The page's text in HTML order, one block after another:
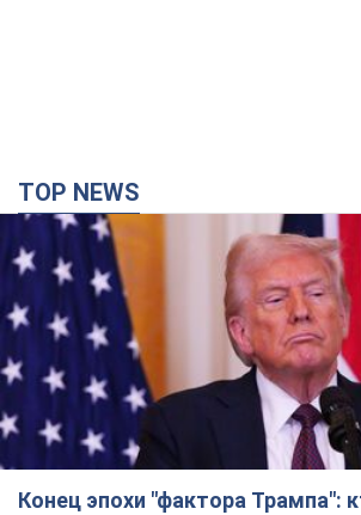
TOP NEWS
Конец эпохи "фактора Трампа":